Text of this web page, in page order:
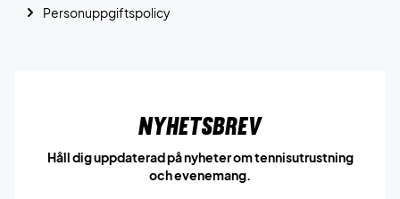
Personuppgiftspolicy
Nyhetsbrev
Håll dig uppdaterad på nyheter om tennisutrustning
och evenemang.